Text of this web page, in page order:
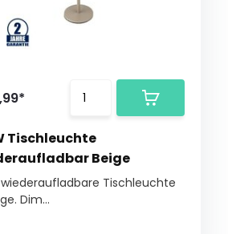
Tischleuchte
Beige
wiederaufladbare Tischleuchte
Dim...